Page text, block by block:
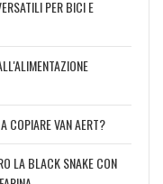
PER BICI E
COPIARE VAN AERT?
LA BLACK SNAKE CON